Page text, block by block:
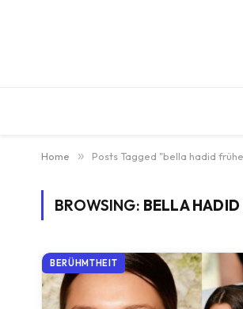
Home » Posts Tagged "bella hadid
BROWSING: BELLA HADID
BERÜHMTHEIT